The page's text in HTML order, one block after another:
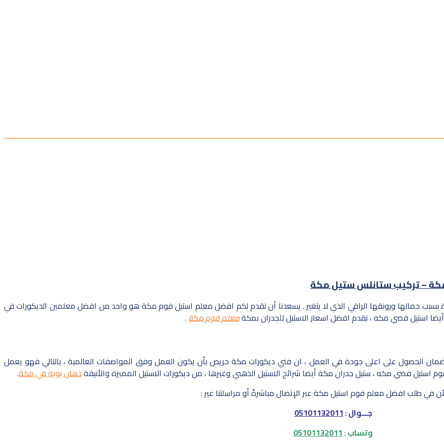
بسبب جمالها ورونقها الراقي الذي لا يتغير . يسعدنا أن نقدم لكم افضل معلم استيل فوم مكة هو واحد من افضل معلمين الديكورات في
استيل فضي مكه ، نقدم افضل اسعار الاستيل للجدران بمكةمعلم فوم مكة.
الحصول على اعلى جودة في العمل ، ان فني ديكورات مكة حريص بأن يكون العمل وفق المواصفات العالمية ، بالتالي فهو يعمل
فضي مكه ، ستيل جدران مكة أيضا شرائح الاستيل الذهبي وغيرها ، من ديكورات الاستيل المميزة والأنيقةدهان بوية في مكة.
في طلب افضل معلم فوم استيل مكة عبر الإتصال مباشرةً أو مراسلتنا عبر :
جـــوال :05101132011
وتساب :05101132011